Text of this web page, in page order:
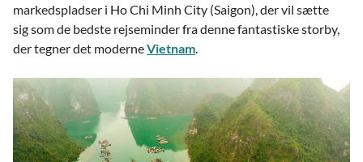
markedspladser i Ho Chi Minh City (Saigon), der vil sætte
sig som de bedste rejseminder fra denne fantastiske storby,
der tegner det moderneVietnam